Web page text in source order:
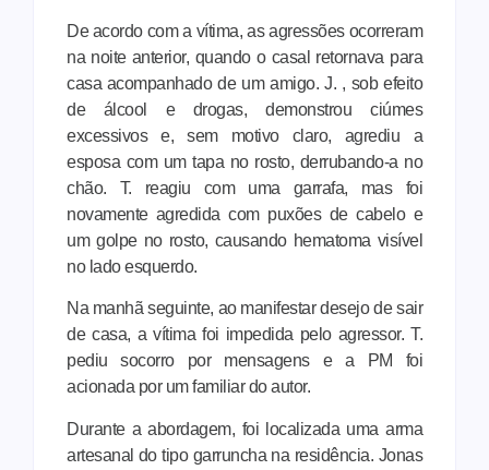
De acordo com a vítima, as agressões ocorreram
na noite anterior, quando o casal retornava para
casa acompanhado de um amigo. J. , sob efeito
de álcool e drogas, demonstrou ciúmes
excessivos e, sem motivo claro, agrediu a
esposa com um tapa no rosto, derrubando-a no
chão. T. reagiu com uma garrafa, mas foi
novamente agredida com puxões de cabelo e
um golpe no rosto, causando hematoma visível
no lado esquerdo.
Na manhã seguinte, ao manifestar desejo de sair
de casa, a vítima foi impedida pelo agressor. T.
pediu socorro por mensagens e a PM foi
acionada por um familiar do autor.
Durante a abordagem, foi localizada uma arma
artesanal do tipo garruncha na residência. Jonas